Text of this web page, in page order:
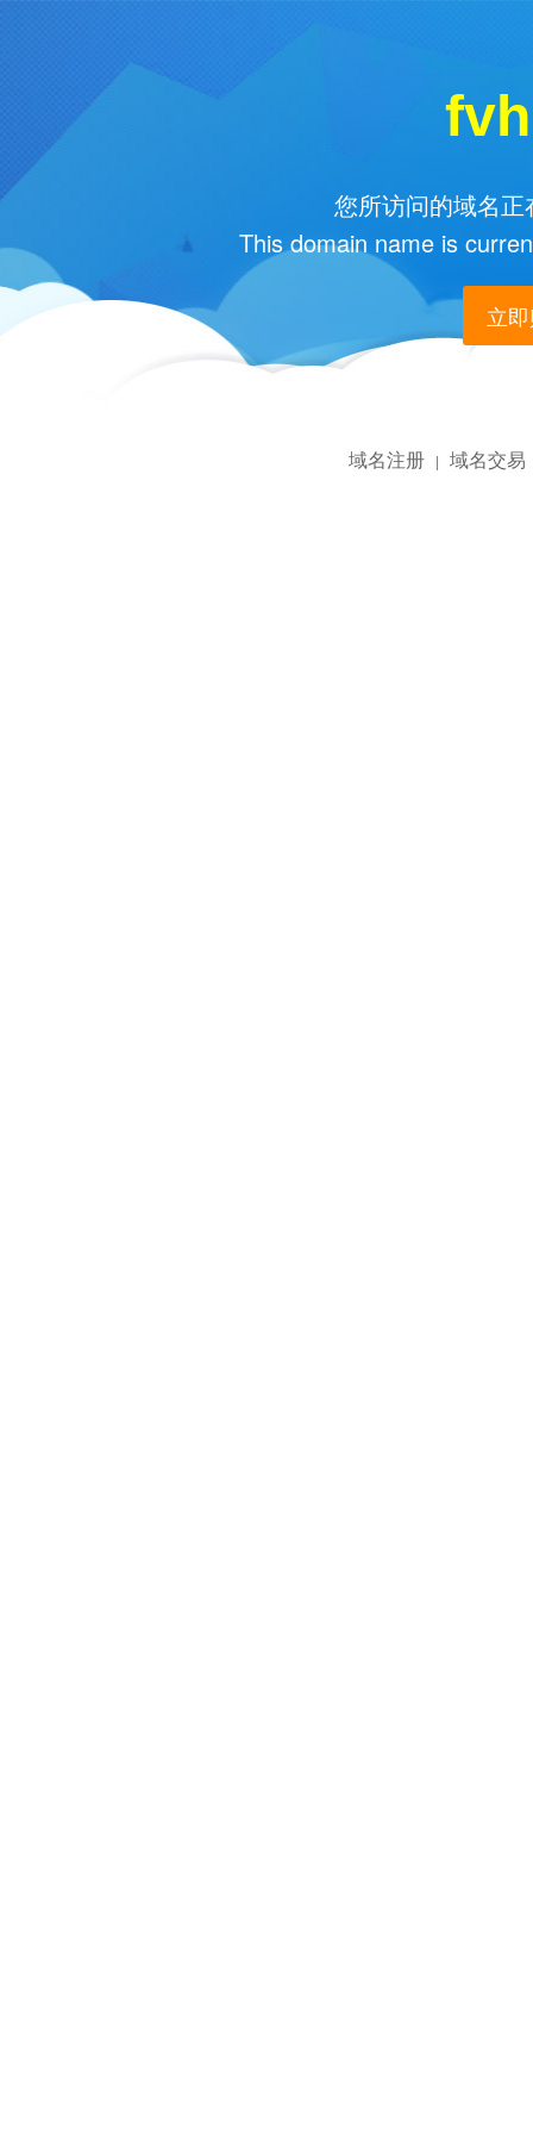
您所访问的域名
This domain name is
立
域名注册 | 域名交易